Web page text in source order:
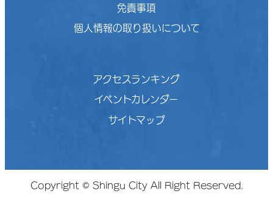
免責事項
個人情報の取り扱いについて
アクセスランキング
イベントカレンダー
サイトマップ
Copyright © Shingu City All Right Reserved.